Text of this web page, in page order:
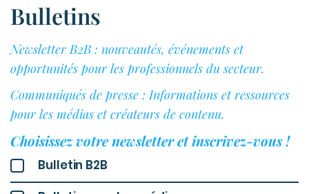
Bulletins
Newsletter B2B : nouveautés, événements et
opportunités pour les professionnels du secteur.
Communiqués de presse : Informations et ressources
pour les médias et créateurs de contenu.
Choisissez votre newsletter et inscrivez-vous !
Bulletin B2B